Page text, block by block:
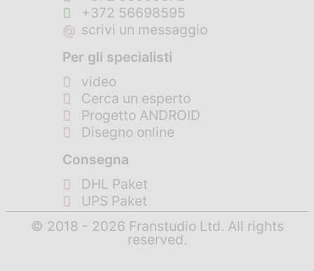
+372 56698595
@ scrivi un messaggio
Per gli specialisti
video
Cerca un esperto
Progetto ANDROID
Disegno online
Consegna
DHL Paket
UPS Paket
© 2018 - 2026 Franstudio Ltd. All rights
reserved.